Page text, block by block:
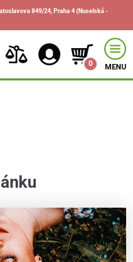
849/24, Praha 4 (Nuselská -
0 MENU